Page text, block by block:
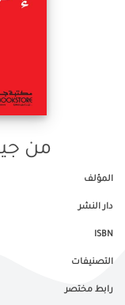
من
المؤلف
دار النشر
ISBN
التصنيفات
رابط مختصر